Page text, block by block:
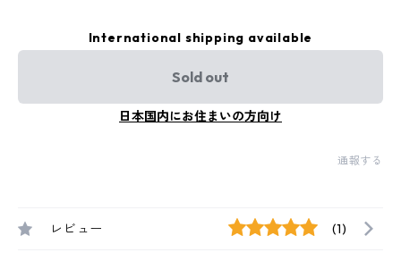
International shipping available
Sold out
日本国内にお住まいの方向け
通報する
レビュー (1)